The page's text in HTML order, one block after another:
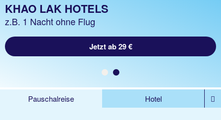
KHAO LAK URLAUB
z.B. 1 Woche Hotel inklusive Flug
Jetzt ab 878 €
KHAO LAK HOTELS
z.B. 1 Nacht ohne Flug
Jetzt ab 29 €
Pauschalreise
Hotel